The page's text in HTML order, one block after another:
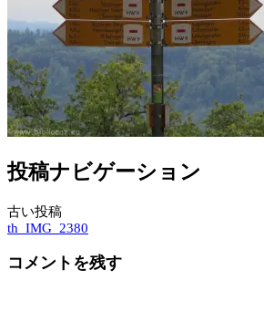
投稿ナビゲーション
古い投稿
th_IMG_2380
コメントを残す